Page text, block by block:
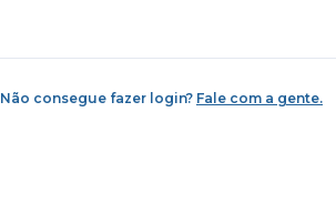
Não consegue fazer login? Fale com a gente.